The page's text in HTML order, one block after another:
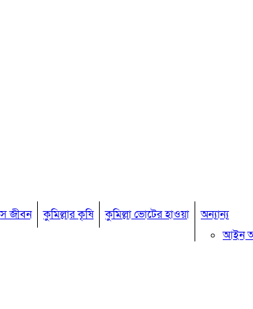
জীবন কুমিল্লার কৃষি কুমিল্লা ভোটের হাওয়া
অন্যান্য
আইন